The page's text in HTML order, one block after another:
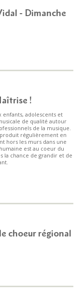
- Dimanche
!
enfants, adolescents et
de qualité autour
de la musique.
régulièrement en
hors les murs dans une
est au coeur du
la chance de grandir et de
choeur régional